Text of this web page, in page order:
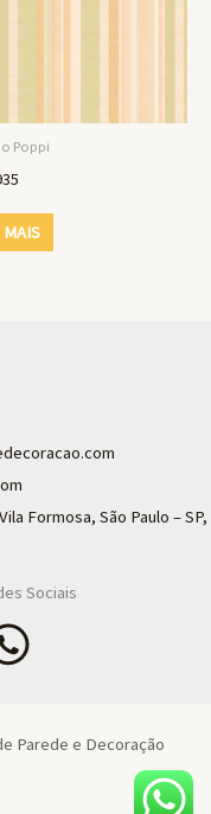
Poppi
MAIS
Formosa, São Paulo – SP,
Sociais
Parede e Decoração